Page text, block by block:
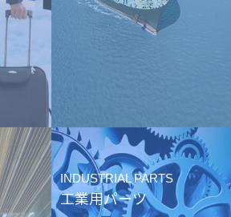
INDUSTRIAL PARTS
工業用パーツ